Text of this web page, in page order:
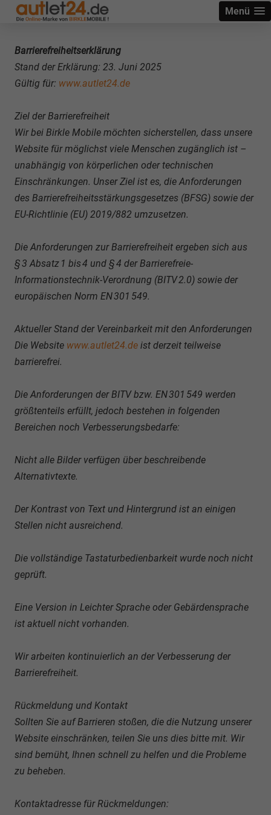
Menü
Barrierefreiheitserklärung
Stand der Erklärung: 23. Juni 2025
Gültig für: www.autlet24.de
Ziel der Barrierefreiheit
Wir bei Birkle Mobile möchten sicherstellen, dass unsere
Website für möglichst viele Menschen zugänglich ist –
unabhängig von körperlichen oder technischen
Einschränkungen. Unser Ziel ist es, die Anforderungen
des Barrierefreiheitsstärkungsgesetzes (BFSG) sowie der
EU-Richtlinie (EU) 2019/882 umzusetzen.
Die Anforderungen zur Barrierefreiheit ergeben sich aus
§ 3 Absatz 1 bis 4 und § 4 der Barrierefreie-
Informationstechnik-Verordnung (BITV 2.0) sowie der
europäischen Norm EN 301 549.
Aktueller Stand der Vereinbarkeit mit den Anforderungen
Die Website www.autlet24.de ist derzeit teilweise
barrierefrei.
Die Anforderungen der BITV bzw. EN 301 549 werden
größtenteils erfüllt, jedoch bestehen in folgenden
Bereichen noch Verbesserungsbedarfe:
Nicht alle Bilder verfügen über beschreibende
Alternativtexte.
Der Kontrast von Text und Hintergrund ist an einigen
Stellen nicht ausreichend.
Die vollständige Tastaturbedienbarkeit wurde noch nicht
geprüft.
Eine Version in Leichter Sprache oder Gebärdensprache
ist aktuell nicht vorhanden.
Wir arbeiten kontinuierlich an der Verbesserung der
Barrierefreiheit.
Rückmeldung und Kontakt
Sollten Sie auf Barrieren stoßen, die die Nutzung unserer
Website einschränken, teilen Sie uns dies bitte mit. Wir
sind bemüht, Ihnen schnell zu helfen und die Probleme
zu beheben.
Kontaktadresse für Rückmeldungen: